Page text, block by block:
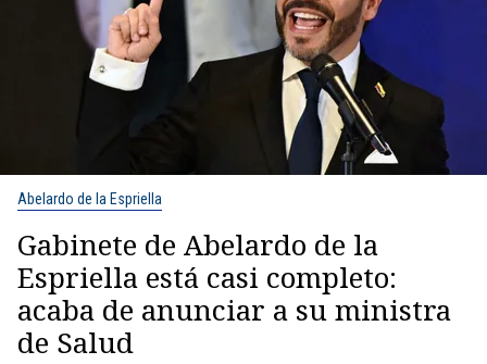
Abelardo de la Espriella
Gabinete de Abelardo de la
Espriella está casi completo:
acaba de anunciar a su ministra
de Salud